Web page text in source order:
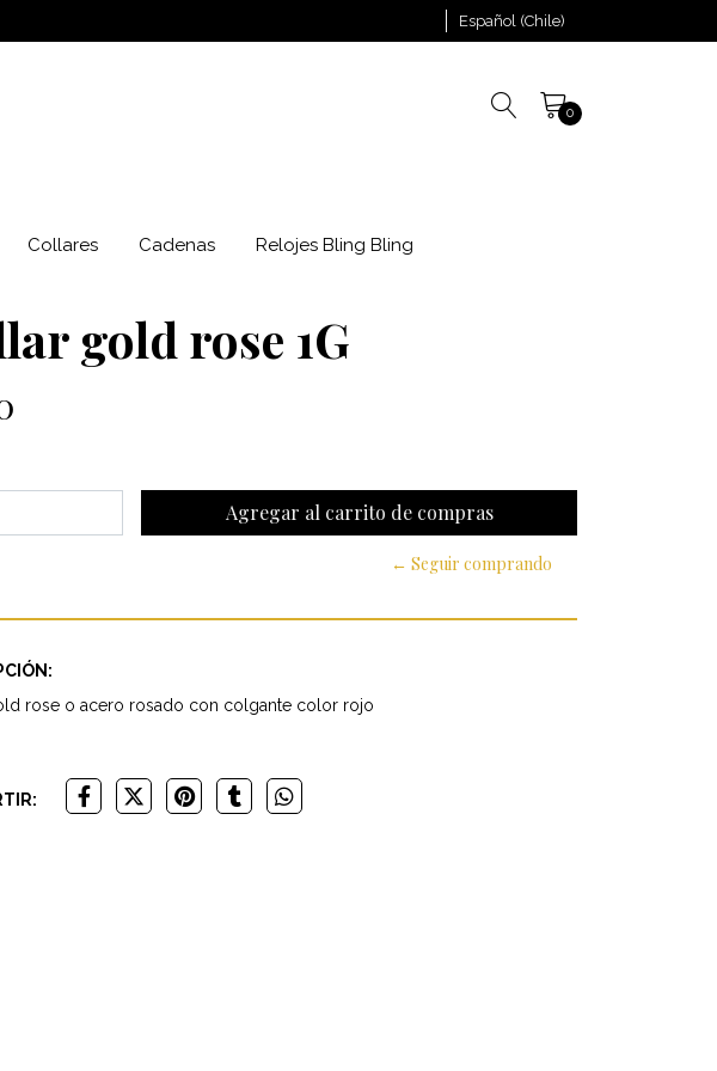
Español (Chile)
0
Collares Cadenas Relojes Bling Bling
gold rose 1G
← Seguir comprando
rose o acero rosado con colgante color rojo